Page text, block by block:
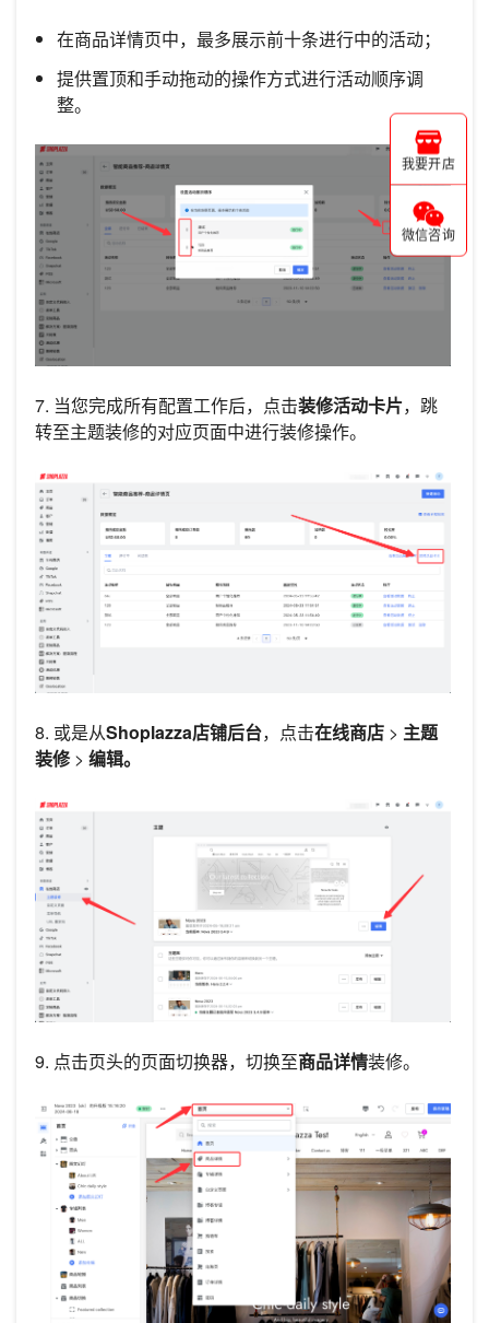
在商品详情页中，最多展示前十条进行中的活动；
提供置顶和手动拖动的操作方式进行活动顺序调
整。
7. 当您完成所有配置工作后，点击装修活动卡片，跳
转至主题装修的对应页面中进行装修操作。
8. 或是从Shoplazza店铺后台，点击在线商店 > 主题
装修> 编辑。
9. 点击页头的页面切换器，切换至商品详情装修。
我要开店
微信咨询